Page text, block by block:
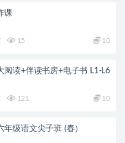
课
15 10
阅读+伴读书房+电子书 L1-L6
121 10
级语文尖子班 (春）